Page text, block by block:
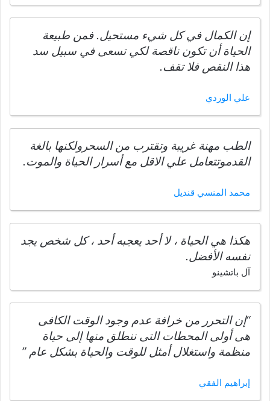
إن الكمال في كل شيء مستحيل. فمن طبيعة
الحياة أن تكون ناقصة لكي تسعى في سبيل سد
هذا النقص فلا تقف.
علي الوردي
الطب مهنة غريبة وتقترب من السحرولكنها بالغة
القدموتتعامل علي الاقل مع أسرار الحياة والموت.
محمد المنسي قنديل
هكذا هي الحياة ، لا أحد يعجبه أحد ، كل شخص يجد
نفسه الأفضل.
آل باتشينو
“إن التحرر من خرافة عدم وجود الوقت الكافى
هى أولى المحطات التى ننطلق منها إلى حياة
منظمة واستغلال أمثل للوقت والحياة بشكل عام ”
إبراهيم الفقي